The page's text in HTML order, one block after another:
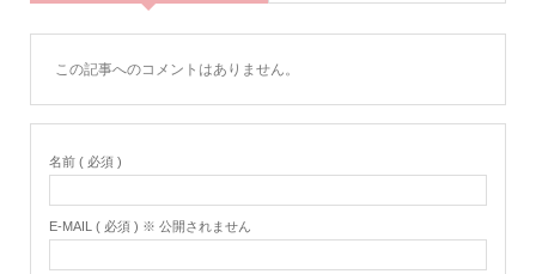
この記事へのコメントはありません。
名前 ( 必須 )
E-MAIL ( 必須 ) ※ 公開されません